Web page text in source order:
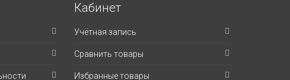
Кабинет
Учётная запись
Сравнить товары
Избранные товары